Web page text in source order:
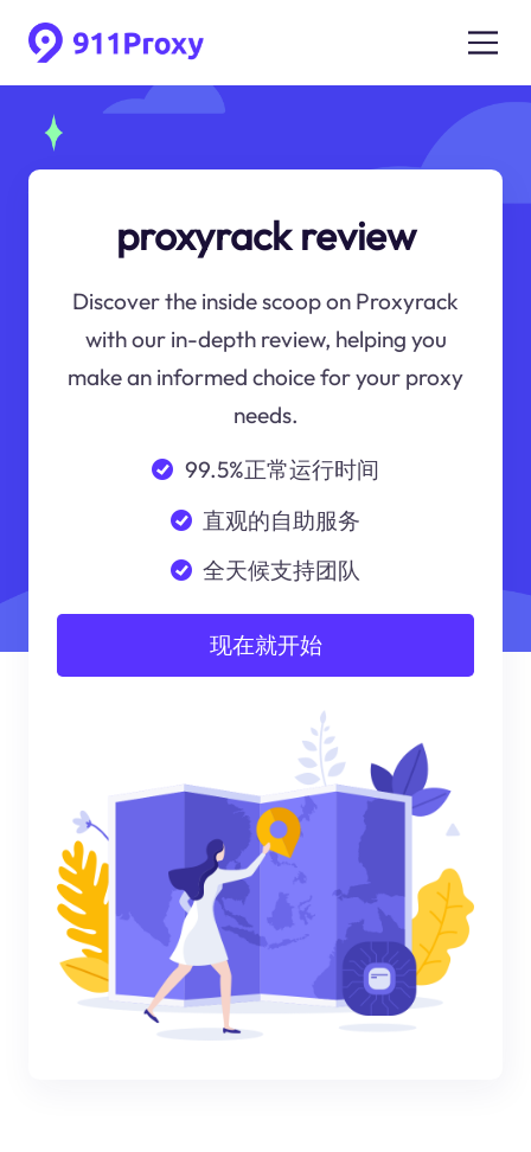
proxyrack review
Discover the inside scoop on Proxyrack
with our in-depth review, helping you
make an informed choice for your proxy
needs.
99.5%正常运行时间
直观的自助服务
全天候支持团队
现在就开始